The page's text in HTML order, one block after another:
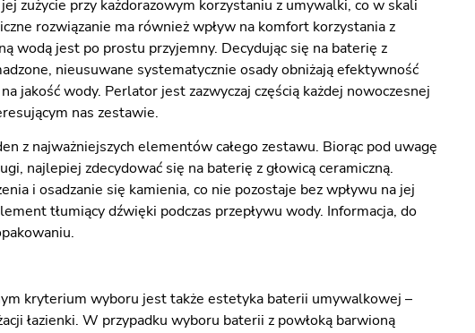
zużycie przy każdorazowym korzystaniu z umywalki, co w skali
rozwiązanie ma również wpływ na komfort korzystania z
wodą jest po prostu przyjemny. Decydując się na baterię z
nieusuwane systematycznie osady obniżają efektywność
jakość wody. Perlator jest zazwyczaj częścią każdej nowoczesnej
nas zestawie.
z najważniejszych elementów całego zestawu. Biorąc pod uwagę
najlepiej zdecydować się na baterię z głowicą ceramiczną.
i osadzanie się kamienia, co nie pozostaje bez wpływu na jej
tłumiący dźwięki podczas przepływu wody. Informacja, do
kryterium wyboru jest także estetyka baterii umywalkowej –
łazienki. W przypadku wyboru baterii z powłoką barwioną